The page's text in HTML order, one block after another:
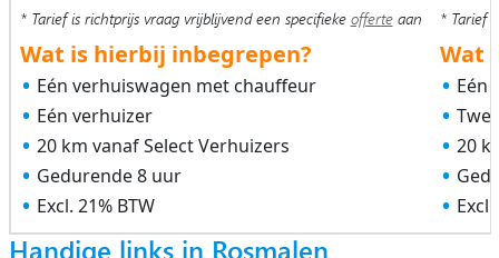
* Tarief is richtprijs vraag vrijblijvend een specifieke offerteaan
Wat is hierbij inbegrepen?
Eén verhuiswagen met chauffeur
Eén verhuizer
20 km vanaf Select Verhuizers
Gedurende 8 uur
Excl. 21% BTW
* Tarief
Wat
Eén
20
Excl.
Handige links in Rosmalen